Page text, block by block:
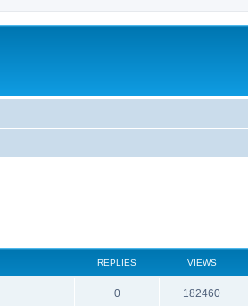
REPLIES VIEWS
0 182460